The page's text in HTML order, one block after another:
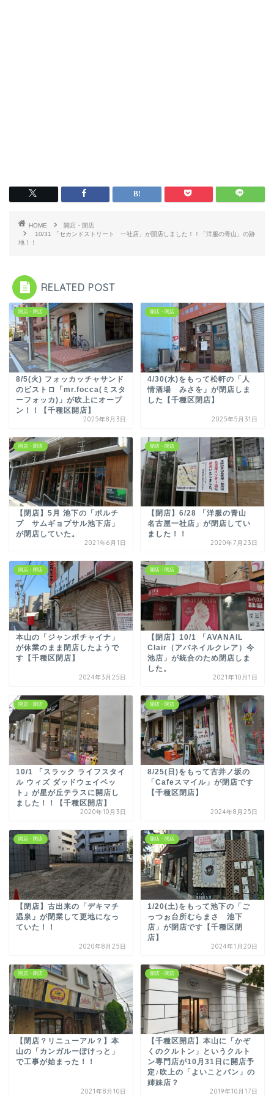
HOME
開店・閉店
10/31 「セカンドストリート 一社店」が開店しました！！「洋服の青山」の跡
地！！
RELATED POST
開店・閉店
8/5(火) フォッカッチャサンド
のビストロ「mr.focca(ミスタ
ーフォッカ)」が吹上にオープ
ン！！【千種区開店】
2025年8月3日
開店・閉店
4/30(水)をもって松軒の「人
情酒場 みさを」が閉店しま
した【千種区閉店】
2025年5月31日
開店・閉店
【閉店】5月 池下の「ポルチ
プ サムギョプサル池下店」
が閉店していた。
2021年6月1日
開店・閉店
【閉店】6/28 「洋服の青山
名古屋一社店」が閉店してい
ました！！
2020年7月23日
開店・閉店
本山の「ジャンボチャイナ」
が休業のまま閉店したようで
す【千種区閉店】
2024年3月25日
開店・閉店
【閉店】10/1 「AVANAIL
Clair（アバネイルクレア）今
池店」が統合のため閉店しま
した。
2021年10月1日
開店・閉店
10/1 「スラック ライフスタイ
ル ウィズ ダッドウェイペッ
ト」が星が丘テラスに開店し
ました！！【千種区開店】
2020年10月3日
開店・閉店
8/25(日)をもって古井ノ坂の
「Cafeスマイル」が閉店です
【千種区閉店】
2024年8月25日
開店・閉店
【閉店】古出来の「デキマチ
温泉」が閉業して更地になっ
ていた！！
2020年8月25日
開店・閉店
1/20(土)をもって池下の「ご
っつぉ台所むらまさ 池下
店」が閉店です【千種区閉
店】
2024年1月20日
開店・閉店
【閉店？リニューアル？】本
山の「カンガルーぽけっと」
で工事が始まった！！
2021年8月10日
開店・閉店
【千種区開店】本山に「かぞ
くのクルトン」というクルト
ン専門店が10月31日に開店予
定♪吹上の「よいことパン」の
姉妹店？
2019年10月17日